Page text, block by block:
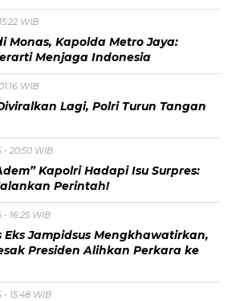
WIB
Monas, Kapolda Metro Jaya:
Menjaga Indonesia
WIB
Lagi, Polri Turun Tangan
- 20:50 WIB
Kapolri Hadapi Isu Surpres:
Perintah!
16:25 WIB
Eks Jampidsus Mengkhawatirkan,
Presiden Alihkan Perkara ke
15:48 WIB